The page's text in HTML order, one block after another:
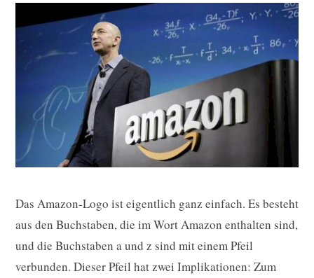
Das Amazon-Logo ist eigentlich ganz einfach. Es besteht
aus den Buchstaben, die im Wort Amazon enthalten sind,
und die Buchstaben a und z sind mit einem Pfeil
verbunden. Dieser Pfeil hat zwei Implikationen: Zum